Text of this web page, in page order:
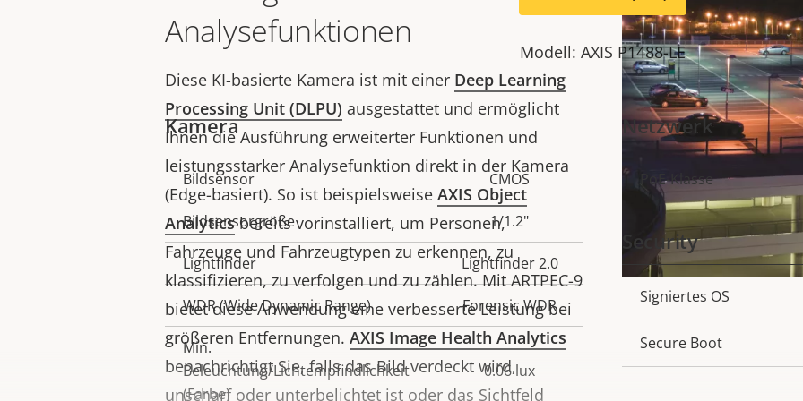
Analysefunktionen
Diese KI-basierte Kamera ist mit einer Deep Learning
Processing Unit (DLPU) ausgestattet und ermöglicht
Ihnen die Ausführung erweiterter Funktionen und
leistungsstarker Analysefunktion direkt in der Kamera
(Edge-basiert). So ist beispielsweiseAXIS Object
Analyticsbereits vorinstalliert, um Personen,
Fahrzeuge und Fahrzeugtypen zu erkennen, zu
klassifizieren, zu verfolgen und zu zählen. Mit ARTPEC-9
bietet diese Anwendung eine verbesserte Leistung bei
größeren Entfernungen. AXIS Image Health Analytics
benachrichtigt Sie, falls das Bild verdeckt wird,
unscharf oder unterbelichtet ist oder das Sichtfeld
Modell: AXIS P1488-LE
Kamera
Eigentumsbeschreibung Eigentumswert
Bildsensor CMOS
Bildsensorgröße 1/1.2"
Lightfinder Lightfinder 2.0
WDR (Wide Dynamic Range) Forensic WDR
Min.
Beleuchtung/Lichtempfindlichkeit
(Farbe)
0.06 lux
Netzwerk
PoE-Klasse
Security
Signiertes OS
Secure Boot